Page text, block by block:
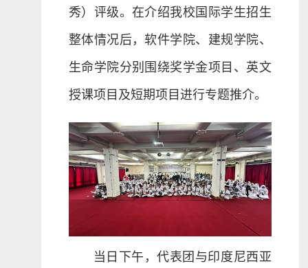
秀）评级。在介绍我校国际学生招生
整体情况后，软件学院、建规学院、
生命学院分别围绕奖学金项目、英文
授课项目及短期项目进行专题推介。
当日下午，代表团与印度尼西亚